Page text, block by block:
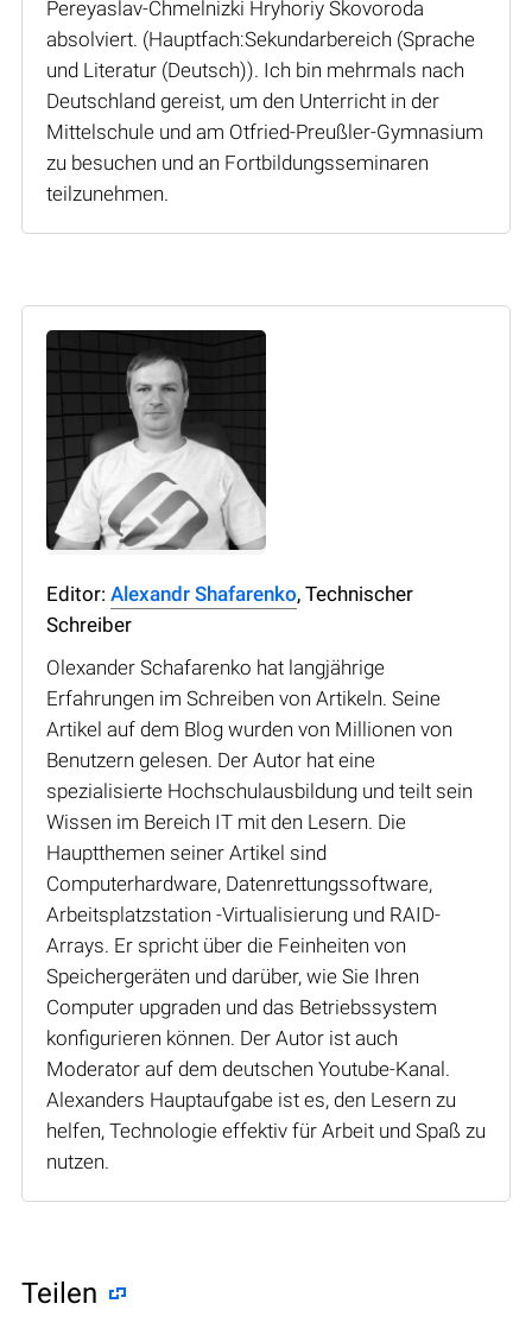
Pereyaslav-Chmelnizki Hryhoriy Skovoroda
absolviert. (Hauptfach:Sekundarbereich (Sprache
und Literatur (Deutsch)). Ich bin mehrmals nach
Deutschland gereist, um den Unterricht in der
Mittelschule und am Otfried-Preußler-Gymnasium
zu besuchen und an Fortbildungsseminaren
teilzunehmen.
Editor: Alexandr Shafarenko, Technischer
Schreiber
Olexander Schafarenko hat langjährige
Erfahrungen im Schreiben von Artikeln. Seine
Artikel auf dem Blog wurden von Millionen von
Benutzern gelesen. Der Autor hat eine
spezialisierte Hochschulausbildung und teilt sein
Wissen im Bereich IT mit den Lesern. Die
Hauptthemen seiner Artikel sind
Computerhardware, Datenrettungssoftware,
Arbeitsplatzstation -Virtualisierung und RAID-
Arrays. Er spricht über die Feinheiten von
Speichergeräten und darüber, wie Sie Ihren
Computer upgraden und das Betriebssystem
konfigurieren können. Der Autor ist auch
Moderator auf dem deutschen Youtube-Kanal.
Alexanders Hauptaufgabe ist es, den Lesern zu
helfen, Technologie effektiv für Arbeit und Spaß zu
nutzen.
Teilen